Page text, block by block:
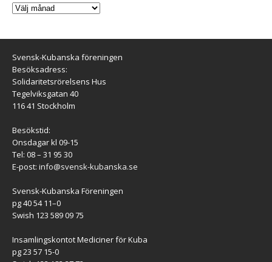
Svensk-Kubanska föreningen
Besöksadress:
Solidaritetsrörelsens Hus
Tegelviksgatan 40
116 41 Stockholm
Besökstid:
Onsdagar kl 09-15
Tel: 08 – 31 95 30
E-post: info@svensk-kubanska.se
Svensk-Kubanska Föreningen
pg 40 54 11–0
Swish 123 589 09 75
Insamlingskontot Mediciner för Kuba
pg 23 57 15-0